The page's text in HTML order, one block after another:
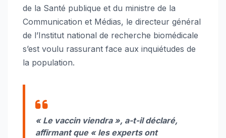
de la Santé publique et du ministre de la
Communication et Médias, le directeur général
de l’Institut national de recherche biomédicale
s’est voulu rassurant face aux inquiétudes de
la population.
« Le vaccin viendra », a-t-il déclaré,
affirmant que « les experts ont